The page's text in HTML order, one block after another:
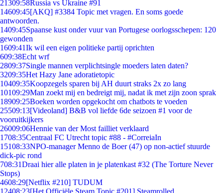
21309:58Russia vs Ukraine #91
14609:45[AKQ] #3384 Topic met vragen. En soms goede
antwoorden.
1409:45Spaanse kust onder vuur van Portugese oorlogsschepen: 120
gewonden
1609:41Ik wil een eigen politieke partij oprichten
609:38Echt wrf
2809:37Single mannen verplichtsingle moeders laten daten?
3209:35Het Hazy Jane adoratietopic
10409:35Koopzegels sparen bij AH duurt straks 2x zo lang
10109:29Man zoekt mij en bedreigt mij, nadat ik met zijn zoon sprak
18909:25Boeken worden opgekocht om chatbots te voeden
25509:13[Videoland] B&B vol liefde 6de seizoen #1 voor de
vooruitkijkers
26009:06Hennie van der Most failliet verklaard
1708:35Centraal FC Utrecht topic #88 - #CorreiaIn
15108:33NPO-manager Menno de Boer (47) op non-actief stuurde
dick-pic rond
708:31Draai hier alle platen in je platenkast #32 (The Torture Never
Stops)
4608:29[Netflix #210] TUDUM
12408:23[Het Officiële Steam Topic #201] Steamrolled